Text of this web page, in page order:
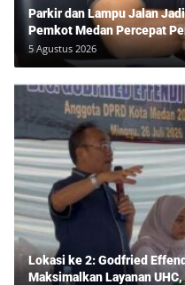
Parkir dan Lampu Jalan
Pemkot Medan Percepat
5 Agustus 2026
Lokasi ke 2: Godfried
Maksimalkan Layanan